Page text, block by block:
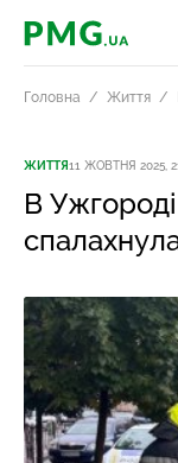
PMG.ua
Головна Життя
ЖИТТЯ11 ЖОВТНЯ 2025,
В